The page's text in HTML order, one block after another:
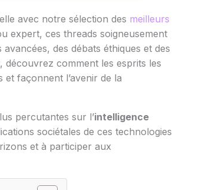
avec notre sélection des meilleurs
expert, ces threads soigneusement
des débats éthiques et des
découvrez comment les esprits les
façonnent l’avenir de la
percutantes sur l’intelligence
sociétales de ces technologies
et à participer aux